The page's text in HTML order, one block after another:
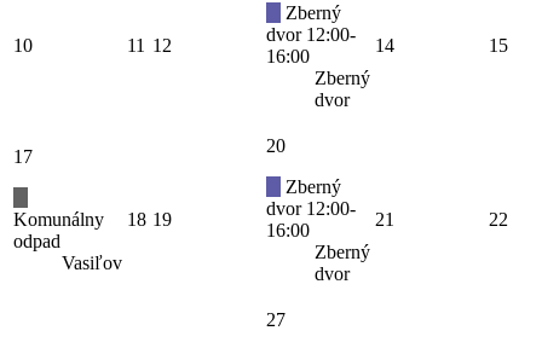
10 11 12
Zberný
dvor 12:00-
16:00
Zberný
dvor
14 15
17
Komunálny
odpad
Vasiľov
18 19
20
Zberný
dvor 12:00-
16:00
Zberný
dvor
21 22
27